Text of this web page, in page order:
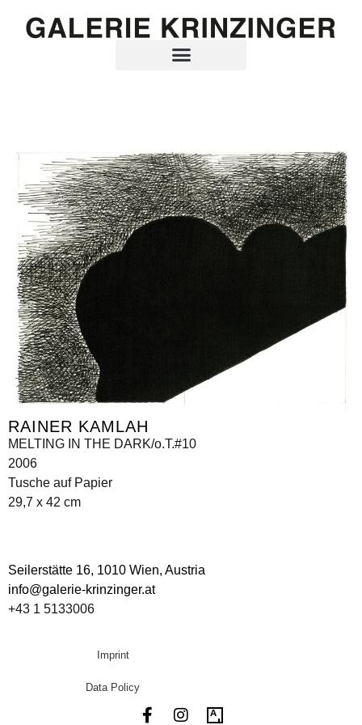
RAINER KAMLAH
MELTING IN THE DARK/o.T.#10
2006
Tusche auf Papier
29,7 x 42 cm
Seilerstätte 16, 1010 Wien, Austria
info@galerie-krinzinger.at
+43 1 5133006
Imprint
Data Policy